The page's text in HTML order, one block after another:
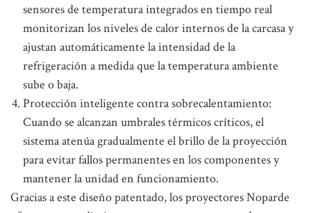
sensores de temperatura integrados en tiempo real
monitorizan los niveles de calor internos de la carcasa y
ajustan automáticamente la intensidad de la
refrigeración a medida que la temperatura ambiente
sube o baja.
Protección inteligente contra sobrecalentamiento:
Cuando se alcanzan umbrales térmicos críticos, el
sistema atenúa gradualmente el brillo de la proyección
para evitar fallos permanentes en los componentes y
mantener la unidad en funcionamiento.
Gracias a este diseño patentado, los proyectores Noparde